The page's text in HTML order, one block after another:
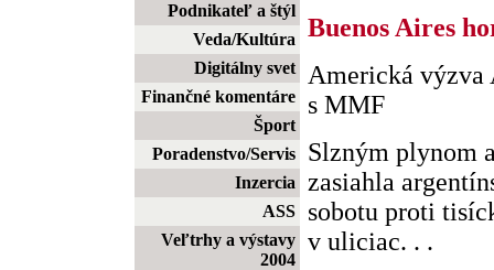
Podnikateľ a štýl
Veda/Kultúra
Digitálny svet
Finančné komentáre
Šport
Poradenstvo/Servis
Inzercia
ASS
Veľtrhy a výstavy
2004
Buenos Aires
Americká výzva
s MMF
Slzným plynom
zasiahla
sobotu proti
v uliciac. . .